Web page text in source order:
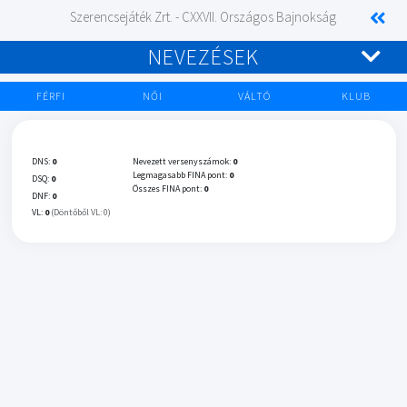
Szerencsejáték Zrt. - CXXVII. Országos Bajnokság
NEVEZÉSEK
FÉRFI NŐI VÁLTÓ KLUB
DNS: 0
DSQ: 0
DNF: 0
VL: 0 (Döntőből VL: 0)
Nevezett versenyszámok: 0
Legmagasabb FINA pont: 0
Összes FINA pont: 0